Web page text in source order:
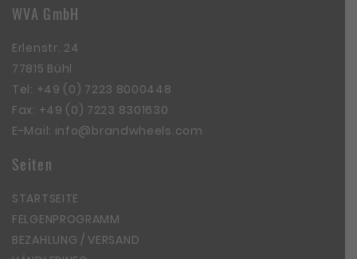
WVA GmbH
Erlenstr. 24
77815 Bühl
Tel: +49 (0) 7223 8000448
Fax: +49 (0) 7223 8301630
E-Mail: info@brandwheels.com
Seiten
STARTSEITE
FELGENPROGRAMM
BEZAHLUNG / VERSAND